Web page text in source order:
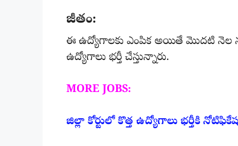
జీతం:
ఈ ఉద్యోగాలకు ఎంపిక అయితే మొదటి నెల
ఉద్యోగాలు భర్తీ చేస్తున్నారు.
MORE JOBS:
జిల్లా కోర్టులో కొత్త ఉద్యోగాలు భర్తీకి